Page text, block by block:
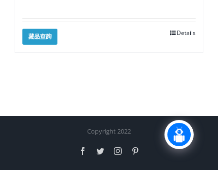
藏品查詢 Details
Copyright 2022
Facebook
TwitterInstagram